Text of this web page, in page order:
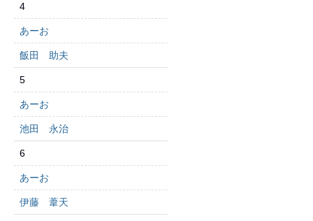
4
あーお
飯田 助夫
5
あーお
池田 永治
6
あーお
伊藤 葦天